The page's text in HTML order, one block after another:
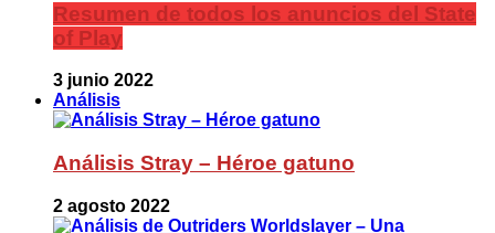
Resumen de todos los anuncios del State
of Play
3 junio 2022
Análisis
Análisis Stray – Héroe gatuno
2 agosto 2022